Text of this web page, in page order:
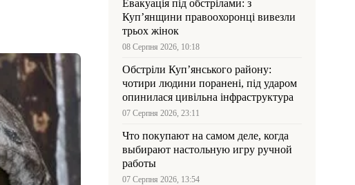
Евакуація під обстрілами: з
Куп’янщини правоохоронці вивезли
трьох жінок
08 Серпня 2026, 10:18
Обстріли Куп’янського району:
чотири людини поранені, під ударом
опинилася цивільна інфраструктура
07 Серпня 2026, 23:11
Что покупают на самом деле, когда
выбирают настольную игру ручной
работы
07 Серпня 2026, 13:54